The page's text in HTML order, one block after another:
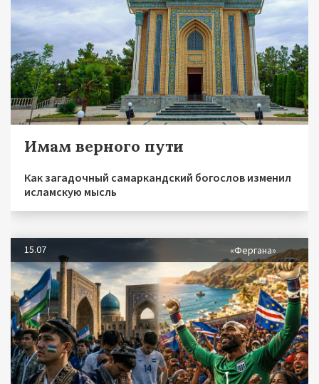
Имам верного пути
Как загадочный самаркандский богослов изменил
исламскую мысль
15.07 «Фергана»